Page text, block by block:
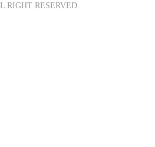
RIGHT RESERVED.